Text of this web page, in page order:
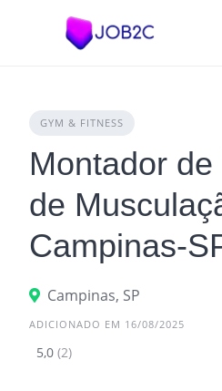
GYM & FITNESS
Montador
de
Campinas-
Campinas, SP
ADICIONADO EM 16/08/2025
5,0 (2)